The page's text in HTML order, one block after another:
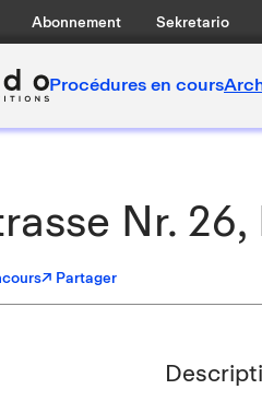
Abonnement Sekretario
Procédures en cours
Nr.
↗ Partager